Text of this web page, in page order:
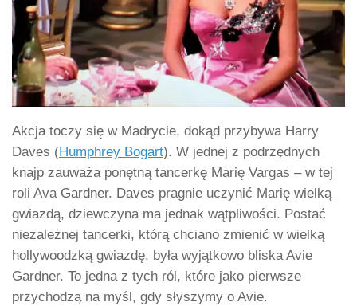
Akcja toczy się w Madrycie, dokąd przybywa Harry
Daves (Humphrey Bogart). W jednej z podrzędnych
knajp zauważa ponętną tancerkę Marię Vargas – w tej
roli Ava Gardner. Daves pragnie uczynić Marię wielką
gwiazdą, dziewczyna ma jednak wątpliwości. Postać
niezależnej tancerki, którą chciano zmienić w wielką
hollywoodzką gwiazdę, była wyjątkowo bliska Avie
Gardner. To jedna z tych ról, które jako pierwsze
przychodzą na myśl, gdy słyszymy o Avie.